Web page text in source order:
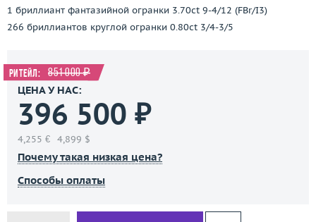
1 бриллиант фантазийной огранки 3.70ct 9-4/12 (FBr/I3)
266 бриллиантов круглой огранки 0.80ct 3/4-3/5
Ритейл: 851 000 ₽
ЦЕНА У НАС:
396 500 ₽
4,255 € 4,899 $
Почему такая низкая цена?
Способы оплаты